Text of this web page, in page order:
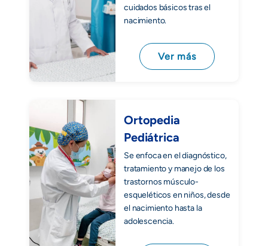
cuidados básicos tras el
nacimiento.
Ver más
Ortopedia
Pediátrica
Se enfoca en el diagnóstico,
tratamiento y manejo de los
trastornos músculo-
esqueléticos en niños, desde
el nacimiento hasta la
adolescencia.